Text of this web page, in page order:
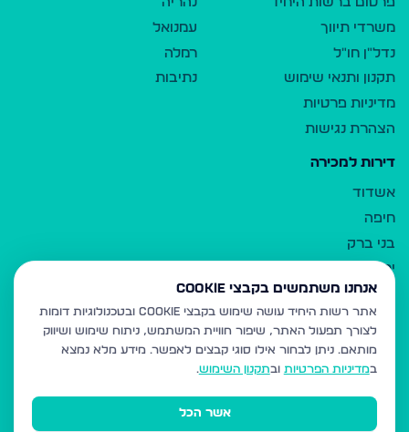
משרדי תיווך
נדל"ן חו"ל
תקנון ותנאי שימוש
מדיניות פרטיות
הצהרת נגישות
עמנואל
רמלה
נתיבות
דירות למכירה
אשדוד
חיפה
בני ברק
ירושלים
אלעד
גבעת זאב
בית שמש
רכסים
מודיעין עילית
אנחנו משתמשים בקבצי Cookie
אתר רשות היחיד עושה שימוש בקבצי Cookie ובטכנולוגיות דומות
לצורך תפעול האתר, שיפור חוויית המשתמש, ניתוח שימוש ושיווק
מותאם. ניתן לבחור אילו סוגי קבצים לאפשר. מידע מלא נמצא
במדיניות הפרטיות ובתקנון השימוש.
אשר הכל